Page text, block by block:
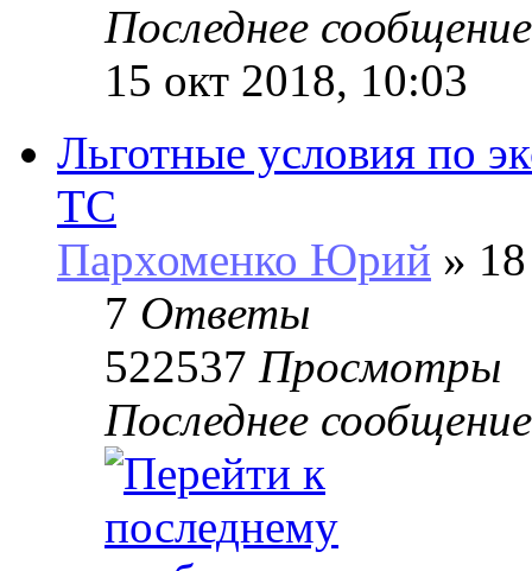
Последнее
15 окт 2018, 10:03
Льготные условия по
ТС
Пархоменко Юрий »
7 Ответы
522537 Просмотры
Последнее